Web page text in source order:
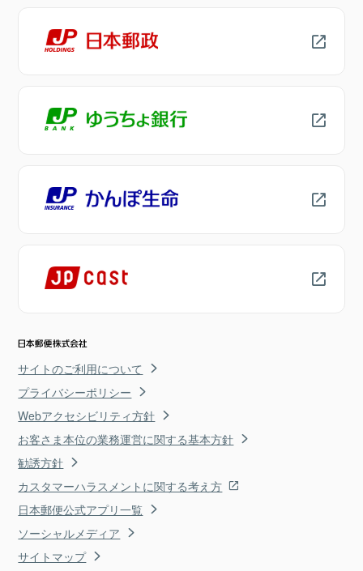
サイトのご利用について
プライバシーポリシー
Webアクセシビリティ方針
お客さま本位の業務運営に関する基本方針
勧誘方針
カスタマーハラスメントに関する考え方
日本郵便公式アプリ一覧
ソーシャルメディア
サイトマップ